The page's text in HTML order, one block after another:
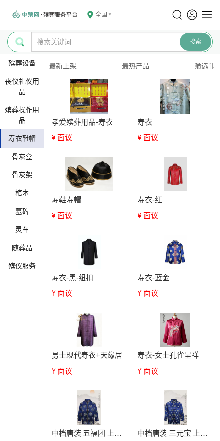
全国
殡葬设备
丧仪礼仪用
品
殡葬操作用
品
寿衣鞋帽
骨灰盒
骨灰架
棺木
墓碑
灵车
随葬品
殡仪服务
最新上架 最热产品 筛选
孝爱殡葬用品-寿衣
¥ 面议
寿衣
¥ 面议
寿鞋寿帽
¥ 面议
寿衣-红
¥ 面议
寿衣-黑-纽扣
¥ 面议
寿衣-蓝金
¥ 面议
男士现代寿衣+天缘居
¥ 面议
寿衣-女士孔雀呈祥
¥ 面议
中档唐装 五福团 上海福灵门 中档唐装 三元宝 上海福灵门